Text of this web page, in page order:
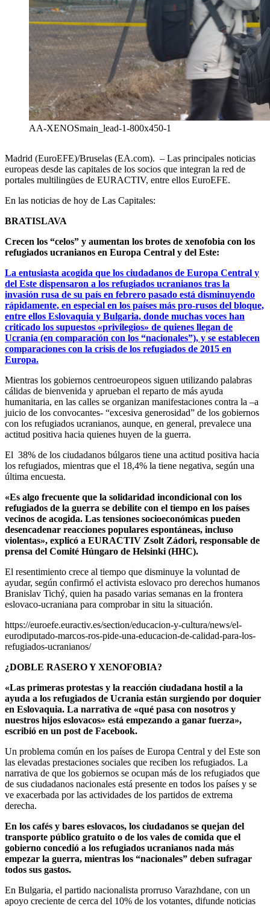
AA-XENOSmain_lead-1-800x450-1
Madrid (EuroEFE)/Bruselas (EA.com). – Las principales noticias
europeas desde las capitales de los socios que integran la red de
portales multilingües de EURACTIV, entre ellos EuroEFE.
En las noticias de hoy de Las Capitales:
BRATISLAVA
Crecen los “celos” y aumentan los brotes de xenofobia con los
refugiados ucranianos en Europa Central y del Este:
La entusiasta acogida que los ciudadanos de Europa Central y
del Este dispensaron a los refugiados ucranianos tras la
invasión rusa de su país en febrero pasado está disminuyendo
rápidamente, en especial en los países más pro-rusos del bloque,
entre ellos Eslovaquia y Bulgaria, donde muchas voces han
criticado los supuestos «privilegios» de quienes llegan de
Ucrania (en comparación con los “nacionales”), y se establecen
comparaciones con la crisis de los refugiados de 2015 en
Europa.
Mientras los gobiernos centroeuropeos siguen utilizando palabras
cálidas de bienvenida y aprueban el reparto de más ayuda
humanitaria, en las calles se organizan manifestaciones contra la –a
juicio de los convocantes- “excesiva generosidad” de los gobiernos
con los refugiados ucranianos, aunque, en general, prevalece una
actitud positiva hacia quienes huyen de la guerra.
El 38% de los ciudadanos búlgaros tiene una actitud positiva hacia
los refugiados, mientras que el 18,4% la tiene negativa, según una
última encuesta.
«Es algo frecuente que la solidaridad incondicional con los
refugiados de la guerra se debilite con el tiempo en los países
vecinos de acogida. Las tensiones socioeconómicas pueden
desencadenar reacciones populares espontáneas, incluso
violentas», explicó a EURACTIV Zsolt Zádori, responsable de
prensa del Comité Húngaro de Helsinki (HHC).
El resentimiento crece al tiempo que disminuye la voluntad de
ayudar, según confirmó el activista eslovaco pro derechos humanos
Branislav Tichý, quien ha pasado varias semanas en la frontera
eslovaco-ucraniana para comprobar in situ la situación.
https://euroefe.euractiv.es/section/educacion-y-cultura/news/el-
eurodiputado-marcos-ros-pide-una-educacion-de-calidad-para-los-
refugiados-ucranianos/
¿DOBLE RASERO Y XENOFOBIA?
«Las primeras protestas y la reacción ciudadana hostil a la
ayuda a los refugiados de Ucrania están surgiendo por doquier
en Eslovaquia. La narrativa de «qué pasa con nosotros y
nuestros hijos eslovacos» está empezando a ganar fuerza»,
escribió en un post de Facebook.
Un problema común en los países de Europa Central y del Este son
las elevadas prestaciones sociales que reciben los refugiados. La
narrativa de que los gobiernos se ocupan más de los refugiados que
de sus ciudadanos nacionales está presente en todos los países y se
ve exacerbada por las actividades de los partidos de extrema
derecha.
En los cafés y bares eslovacos, los ciudadanos se quejan del
transporte público gratuito o de los vales de comida que el
gobierno concedió a los refugiados ucranianos nada más
empezar la guerra, mientras los “nacionales” deben sufragar
todos sus gastos.
En Bulgaria, el partido nacionalista prorruso Varazhdane, con un
apoyo creciente de cerca del 10% de los votantes, difunde noticias